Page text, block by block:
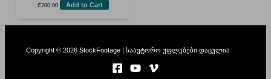
₾200.00 Add to Cart
Copyright © 2026 StockFootage | საავტორო უფლებები დაცულია